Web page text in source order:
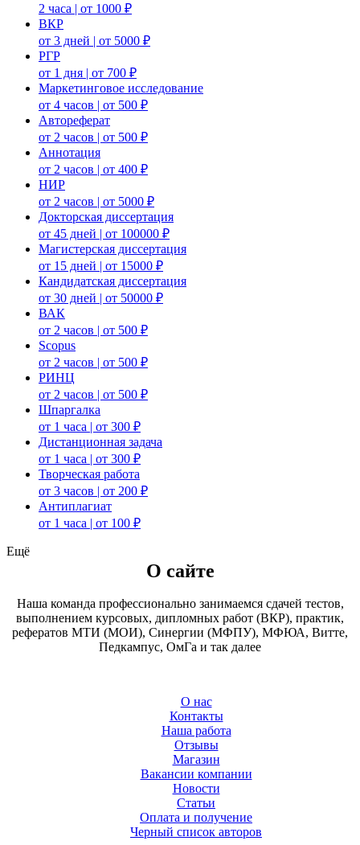
2 часа | от 1000 ₽
ВКР
от 3 дней | от 5000 ₽
РГР
от 1 дня | от 700 ₽
Маркетинговое исследование
от 4 часов | от 500 ₽
Автореферат
от 2 часов | от 500 ₽
Аннотация
от 2 часов | от 400 ₽
НИР
от 2 часов | от 5000 ₽
Докторская диссертация
от 45 дней | от 100000 ₽
Магистерская диссертация
от 15 дней | от 15000 ₽
Кандидатская диссертация
от 30 дней | от 50000 ₽
ВАК
от 2 часов | от 500 ₽
Scopus
от 2 часов | от 500 ₽
РИНЦ
от 2 часов | от 500 ₽
Шпаргалка
от 1 часа | от 300 ₽
Дистанционная задача
от 1 часа | от 300 ₽
Творческая работа
от 3 часов | от 200 ₽
Антиплагиат
от 1 часа | от 100 ₽
Ещё
О сайте
Наша команда профессионально занимаемся сдачей тестов,
выполнением курсовых, дипломных работ (ВКР), практик,
рефератов МТИ (МОИ), Синергии (МФПУ), МФЮА, Витте,
Педкампус, ОмГа и так далее
О нас
Контакты
Наша работа
Отзывы
Магазин
Вакансии компании
Новости
Статьи
Оплата и получение
Черный список авторов